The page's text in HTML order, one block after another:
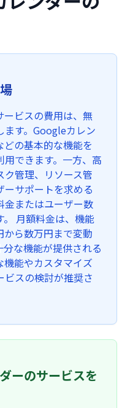
ービスの費用は、無
ます。Googleカレン
の基本的な機能を
できます。一方、高
管理、リソース管
サポートを求める
金またはユーザー数
月額料金は、機能
ら数万円まで変動
な機能が提供される
能やカスタマイズ
スの検討が推奨さ
ーのサービスを